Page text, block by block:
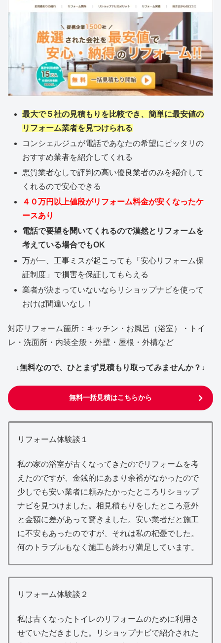
最大で５社の見積もりを比較でき、簡単に最安値の
リフォーム業者を見つけられる
コンシェルジュが電話であなたの希望にピッタリの
おすすめ業者を紹介してくれる
悪質業者なしで評判の高い優良業者のみを紹介して
くれるので安心できる
４０万円以上値段がリフォーム料金が安くなったケ
ースあり
電話で要望を聞いてくれるので漠然とリフォームを
考えている場合でもOK
万が一、工事ミスが起こっても「安心リフォーム保
証制度」で損害を保証してもらえる
業者が決まっていないならリショップナビを使って
おけば間違いなし！
対応リフォーム箇所：キッチン・お風呂（浴室）・トイ
レ・洗面所・内装全般・外壁・屋根・外構など
↓無料なので、ひとまず見積もり取ってみませんか？↓
無料一括見積はこちらから
リフォーム体験談１
私の家の浴室が古くなってきたのでリフォームを考
えたのですが、金銭的にあまり余裕がなかったので
少しでも安い業者に頼みたかったところリショップ
ナビを見つけました。相見積もりをしたところ意外
と金額に差があって驚きました。安い業者だと施工
に不安もあったのですが、それは私の杞憂でした。
何のトラブルもなく施工も終わり満足しています。
リフォーム体験談２
私は古くなったトイレのリフォームのために利用さ
せていただきました。リショップナビで紹介された